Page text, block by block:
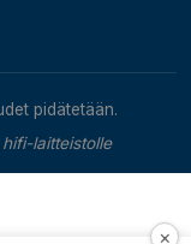
pidätetään.
laitteistolle
×